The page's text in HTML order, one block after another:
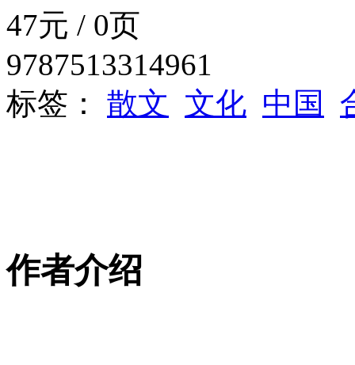
47元 / 0页
9787513314961
标签： 散文 文化 中国
作者介绍